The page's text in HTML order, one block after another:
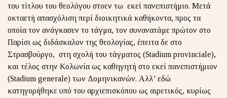
του τίτλου του θεολόγου στοεν τω εκεί πανεπιστήμιο. Μετά
οκταετή απασχόλιση περί διοικητικά καθήκοντα, προς τα
οποία τον ανάγκασεν το τάγμα, τον συνανατάμε πρώτον στο
Παρίσι ως διδάσκαλον της θεολογίας, έπειτα δε στο
Στρασβούργο, στη σχολή του τάγματος (Stadium provinciale),
και τέλος στην Κολωνία ως καθηγητή στο εκεί πανεπιστήμιον
(Stadium generale) των Δομηνικανών. Αλλ’ εδώ
κατηγορήθηκε υπό του αρχιεπισκόπου ως αιρετικός, κυρίως